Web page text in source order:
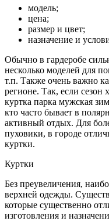
модель;
цена;
размер и цвет;
назначение и
Обычно в гардеробе
несколько моделей для
т.п. Также очень важно
регионе. Так, если
куртка парка мужская
кто часто бывает в
активный отдых. Для
пуховики, в городе
куртки.
Куртки
Без преувеличения,
верхней одежды.
которые существенно
изготовления и